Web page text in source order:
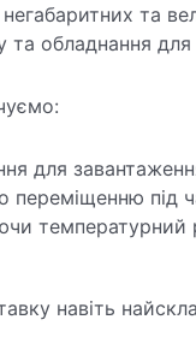
та
обладнання для
для
переміщенню під
температурний
навіть